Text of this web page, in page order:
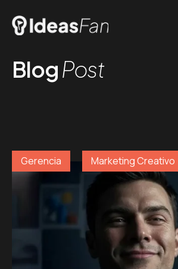
BlogPost
Gerencia Marketing Creativo